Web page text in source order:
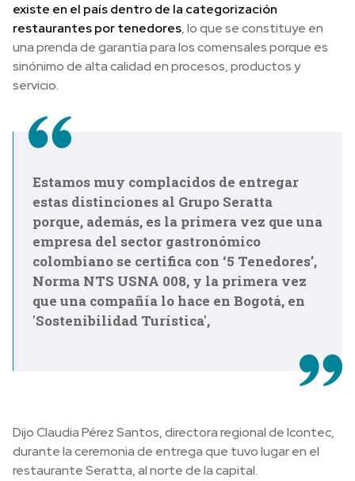
existe en el país dentro de la categorización
restaurantes por tenedores, lo que se constituye en
una prenda de garantía para los comensales porque es
sinónimo de alta calidad en procesos, productos y
servicio.
Estamos muy complacidos de entregar
estas distinciones al Grupo Seratta
porque, además, es la primera vez que una
empresa del sector gastronómico
colombiano se certifica con ‘5 Tenedores’,
Norma NTS USNA 008, y la primera vez
que una compañía lo hace en Bogotá, en
'Sostenibilidad Turística',
Dijo Claudia Pérez Santos, directora regional de Icontec,
durante la ceremonia de entrega que tuvo lugar en el
restaurante Seratta, al norte de la capital.